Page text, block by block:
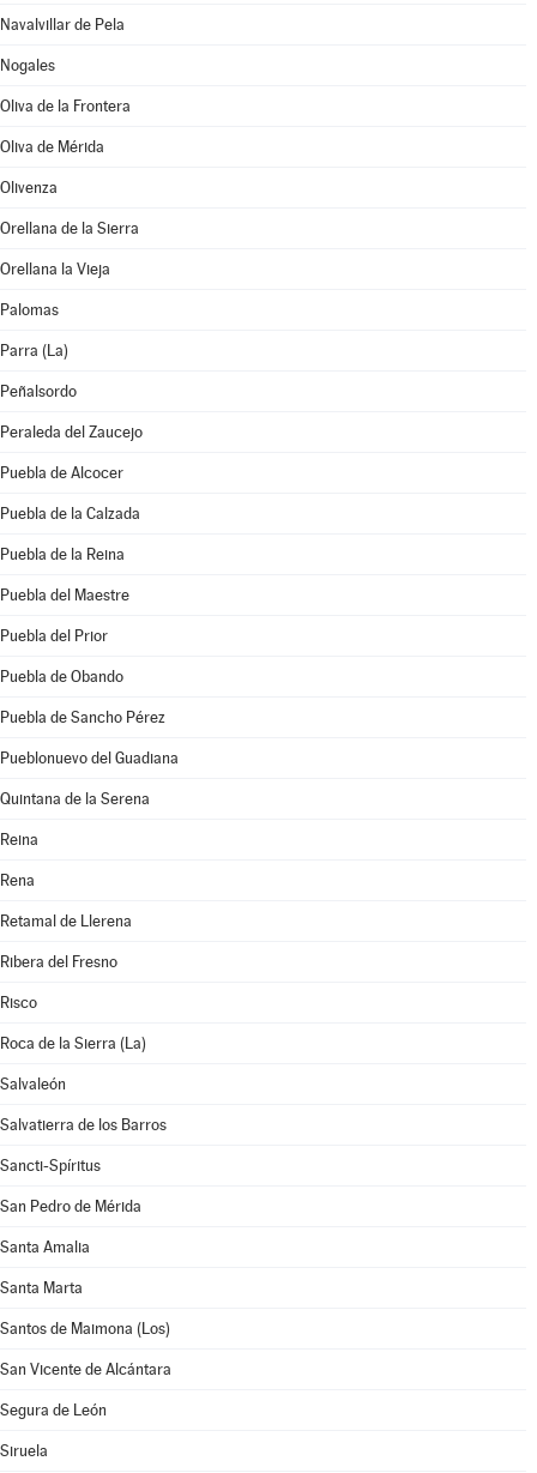
Navalvillar de Pela
Nogales
Oliva de la Frontera
Oliva de Mérida
Olivenza
Orellana de la Sierra
Orellana la Vieja
Palomas
Parra (La)
Peñalsordo
Peraleda del Zaucejo
Puebla de Alcocer
Puebla de la Calzada
Puebla de la Reina
Puebla del Maestre
Puebla del Prior
Puebla de Obando
Puebla de Sancho Pérez
Pueblonuevo del Guadiana
Quintana de la Serena
Reina
Rena
Retamal de Llerena
Ribera del Fresno
Risco
Roca de la Sierra (La)
Salvaleón
Salvatierra de los Barros
Sancti-Spíritus
San Pedro de Mérida
Santa Amalia
Santa Marta
Santos de Maimona (Los)
San Vicente de Alcántara
Segura de León
Siruela